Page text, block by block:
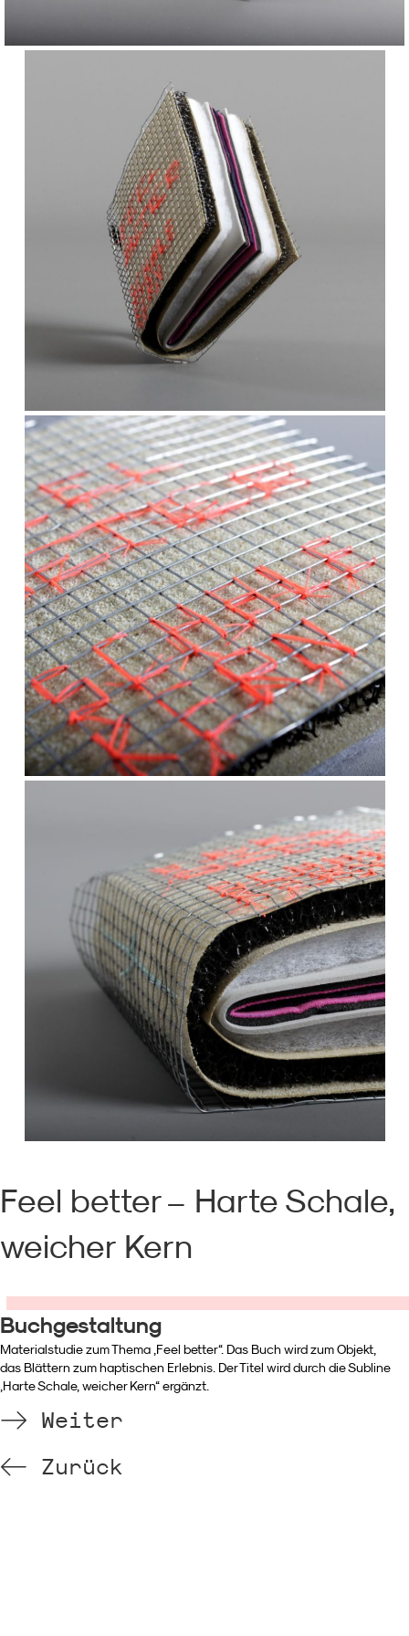
Feel better – Harte Schale,
weicher Kern
Buchgestaltung
Materialstudie zum Thema „Feel better“. Das Buch wird zum Objekt,
das Blättern zum haptischen Erlebnis. Der Titel wird durch die Subline
„Harte Schale, weicher Kern“ ergänzt.
Weiter
Zurück